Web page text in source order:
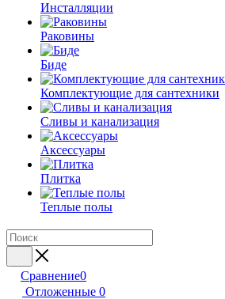
Инсталляции
Раковины
Биде
Комплектующие для сантехники
Сливы и канализация
Аксессуары
Плитка
Теплые полы
Сравнение0
Отложенные 0